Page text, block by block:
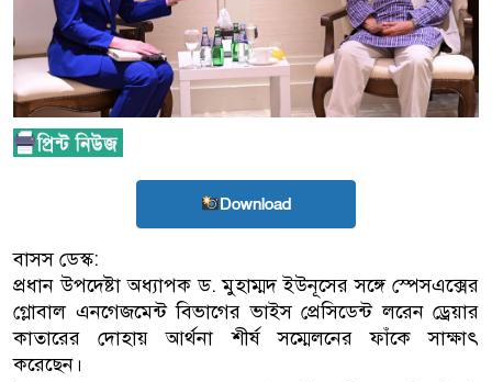
Download
বাসস ডেস্ক:
প্রধান উপদেষ্টা অধ্যাপক ড. মুহাম্মদ ইউনূসের সঙ্গে স্পেসএক্সের
গ্লোবাল এনগেজমেন্ট বিভাগের ভাইস প্রেসিডেন্ট লরেন ড্রেয়ার
কাতারের দোহায় আর্থনা শীর্ষ সম্মেলনের ফাঁকে সাক্ষাৎ
করেছেন।